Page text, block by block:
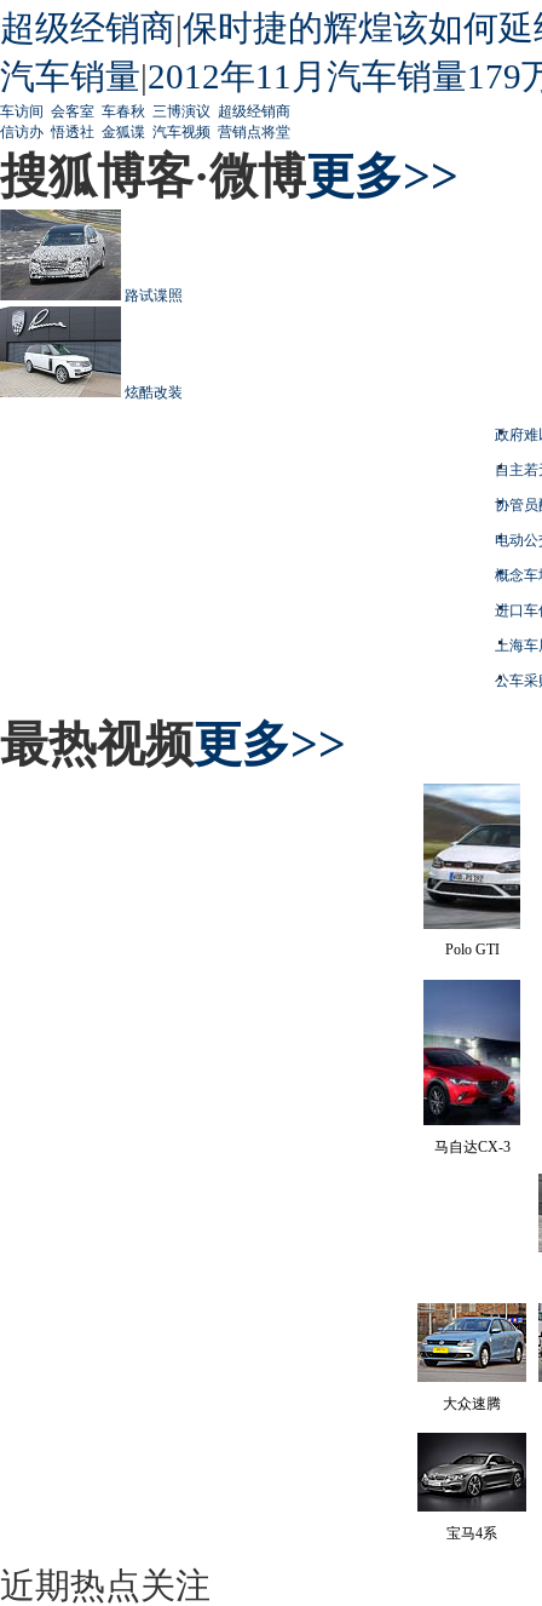
超级经销商|保时捷的辉煌该如何延
汽车销量|2012年11月汽车销量179
车访间 会客室 车春秋 三博演议 超级经销商
信访办 悟透社 金狐谍 汽车视频 营销点将堂
搜狐博客·微博更多>>
路试谍照
炫酷改装
政府难
自主
协管员
电动
概念车
进口车
上海
公车采
最热视频更多>>
Polo GTI
马自达CX-3
大众速腾
宝马4系
近期热点关注